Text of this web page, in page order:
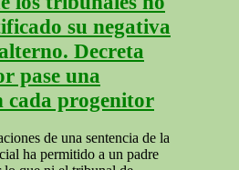
su negativa
Decreta
pase una
cada progenitor
de una sentencia de la
ha permitido a un padre